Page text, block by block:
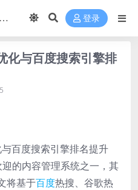
登录
化与百度搜索引擎排
的内容管理系统之一，其
将基于百度热搜、谷歌热